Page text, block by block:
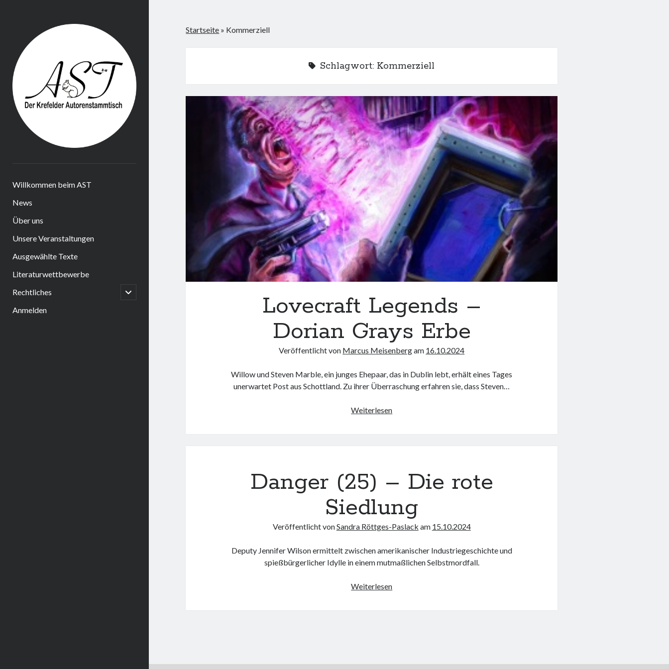
Krefelder
AST
Willkommen beim AST
News
Über uns
Unsere Veranstaltungen
Ausgewählte Texte
Literaturwettbewerbe
Rechtliches
open
child
Anmelden
Startseite » Kommerziell
Schlagwort: Kommerziell
Lovecraft Legends –
Dorian Grays Erbe
Veröffentlicht von Marcus Meisenbergam 16.10.2024
Willow und Steven Marble, ein junges Ehepaar, das in Dublin lebt, erhält eines Tages
unerwartet Post aus Schottland. Zu ihrer Überraschung erfahren sie, dass Steven…
WeiterlesenLovecraft
Danger (25) – Die rote
Siedlung
Veröffentlicht vonSandra Röttges-Paslack am 15.10.2024
Deputy Jennifer Wilson ermittelt zwischen amerikanischer Industriegeschichte und
spießbürgerlicher Idylle in einem mutmaßlichen Selbstmordfall.
WeiterlesenDanger